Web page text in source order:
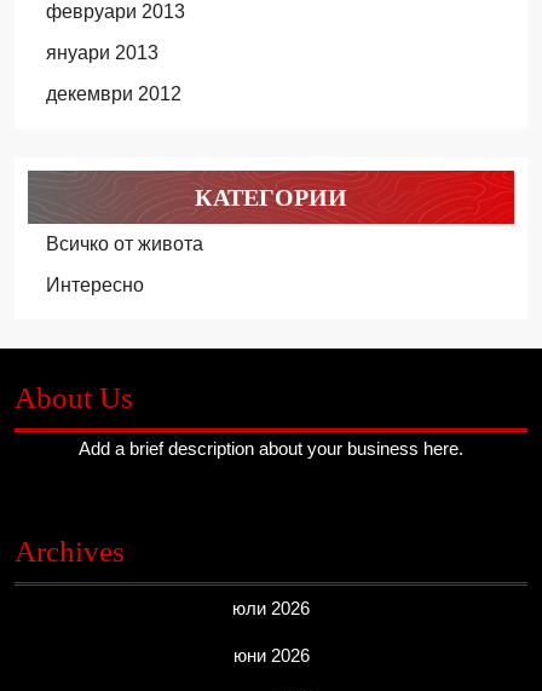
февруари 2013
януари 2013
декември 2012
КАТЕГОРИИ
Всичко от живота
Интересно
About Us
Add a brief description about your business here.
Archives
юли 2026
юни 2026